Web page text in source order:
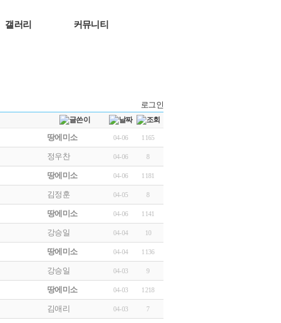
갤러리 커뮤니티
로그인
땅에미소 04-06 1165
정우찬 04-06 8
땅에미소 04-06 1181
김정훈 04-05 8
땅에미소 04-06 1141
강승일 04-04 10
땅에미소 04-04 1136
강승일 04-03 9
땅에미소 04-03 1218
김애리 04-03 7